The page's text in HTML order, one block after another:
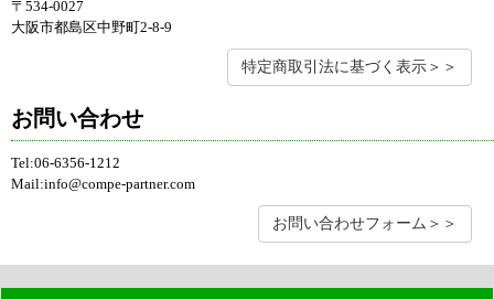
〒534-0027
大阪市都島区中野町2-8-9
特定商取引法に基づく表示＞＞
お問い合わせ
Tel:06-6356-1212
Mail:info@compe-partner.com
お問い合わせフォーム＞＞